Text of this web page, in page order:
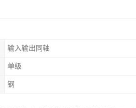
输入输出同轴
单级
钢